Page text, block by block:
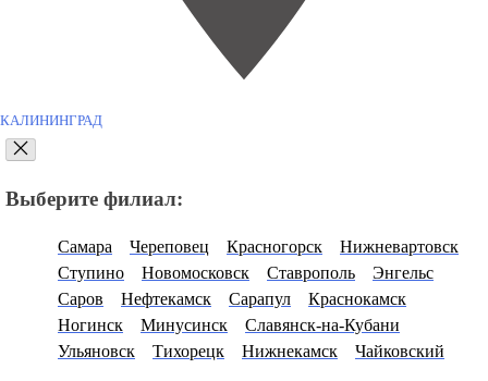
КАЛИНИНГРАД
Выберите филиал:
Самара Череповец Красногорск
Нижневартовск
Ступино
Новомосковск Ставрополь
Энгельс
Саров
Нефтекамск Сарапул
Краснокамск
Ногинск
Минусинск
Славянск-на-Кубани
Ульяновск
Тихорецк Нижнекамск Чайковский